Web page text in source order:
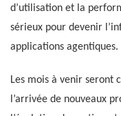
d’utilisation et la
sérieux pour devenir
applications agentiques.
Les mois à venir seront
l’arrivée de nouveaux